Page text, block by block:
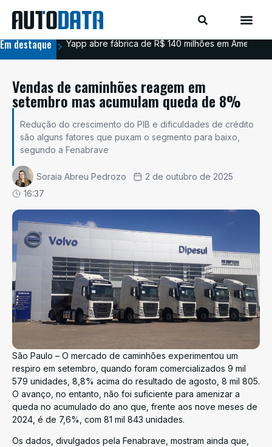
Em destaque Yapp abre fábrica de R$ 140 milhões em
Vendas de caminhões reagem em
setembro mas acumulam queda de 8%
Redução do crescimento do PIB e dificuldades de crédito
são alguns fatores que puxam o segmento para baixo,
segundo a Fenabrave
Soraia Abreu Pedrozo
2 de outubro de 2025
16:37
São Paulo – O mercado de caminhões experimentou um
respiro em setembro, quando foram comercializados 9 mil
579 unidades, 8,8% acima do resultado de agosto, 8 mil 805.
O avanço, no entanto, não foi suficiente para amenizar a
queda no acumulado do ano que, frente aos nove meses de
2024, é de 7,6%, com 81 mil 843 unidades.
Os dados, divulgados pela Fenabrave, mostram ainda que,